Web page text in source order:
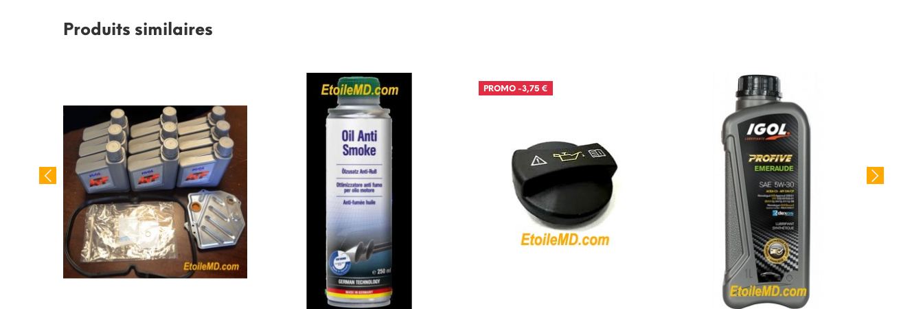
Produits similaires
PROMO -3,75 €